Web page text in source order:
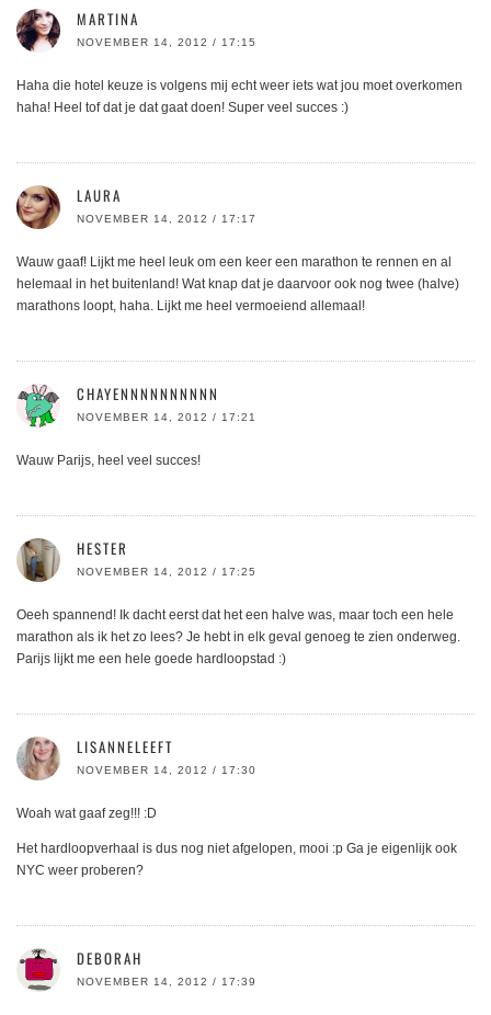
MARTINA
NOVEMBER 14, 2012 / 17:15
Haha die hotel keuze is volgens mij echt weer iets wat jou moet overkomen
haha! Heel tof dat je dat gaat doen! Super veel succes :)
LAURA
NOVEMBER 14, 2012 / 17:17
Wauw gaaf! Lijkt me heel leuk om een keer een marathon te rennen en al
helemaal in het buitenland! Wat knap dat je daarvoor ook nog twee (halve)
marathons loopt, haha. Lijkt me heel vermoeiend allemaal!
CHAYENNNNNNNNNN
NOVEMBER 14, 2012 / 17:21
Wauw Parijs, heel veel succes!
HESTER
NOVEMBER 14, 2012 / 17:25
Oeeh spannend! Ik dacht eerst dat het een halve was, maar toch een hele
marathon als ik het zo lees? Je hebt in elk geval genoeg te zien onderweg.
Parijs lijkt me een hele goede hardloopstad :)
LISANNELEEFT
NOVEMBER 14, 2012 / 17:30
Woah wat gaaf zeg!!! :D
Het hardloopverhaal is dus nog niet afgelopen, mooi :p Ga je eigenlijk ook
NYC weer proberen?
DEBORAH
NOVEMBER 14, 2012 / 17:39